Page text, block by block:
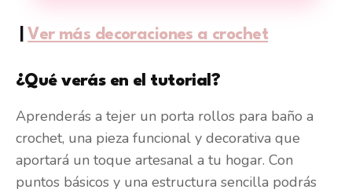
Ver más decoraciones a crochet
¿Qué verás en el tutorial?
Aprenderás a tejer un porta rollos para baño a
crochet, una pieza funcional y decorativa que
aportará un toque artesanal a tu hogar. Con
puntos básicos y una estructura sencilla podrás